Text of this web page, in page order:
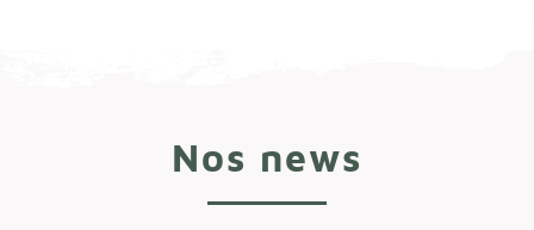
Nos news